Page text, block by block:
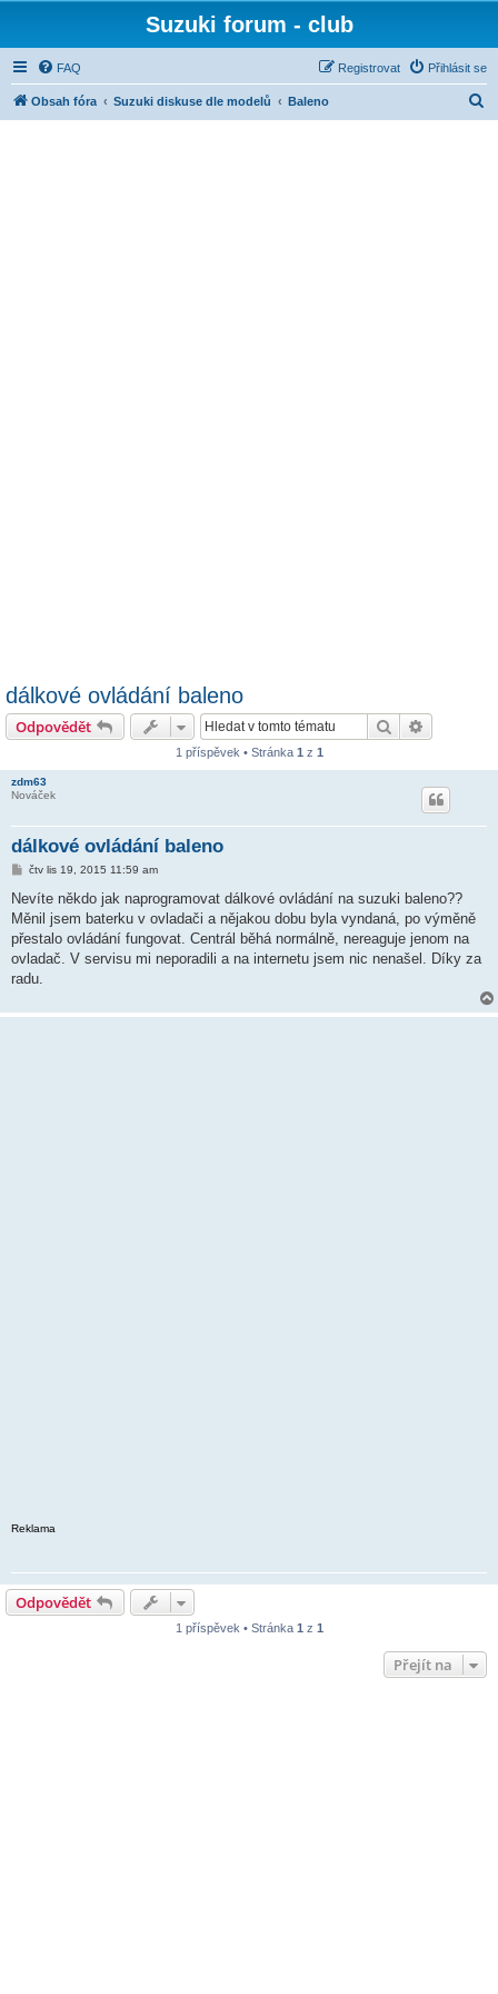
Suzuki forum - club
FAQ Přihlásit se
Registrovat
Obsah fóra Suzuki diskuse dle modelů Baleno
dálkové ovládání baleno
Odpovědět Hledat
1 příspěvek • Stránka 1 z 1
zdm63
Nováček
dálkové ovládání baleno
P
í
p
ě
e
k
čtv lis 19, 2015 11:59 am
Nevíte někdo jak naprogramovat dálkové ovládání na suzuki baleno??
Měnil jsem baterku v ovladači a nějakou dobu byla vyndaná, po výměně
přestalo ovládání fungovat. Centrál běhá normálně, nereaguje jenom na
ovladač. V servisu mi neporadili a na internetu jsem nic nenašel. Díky za
radu.
Reklama
Odpovědět
1 příspěvek • Stránka 1 z 1
Přejít na